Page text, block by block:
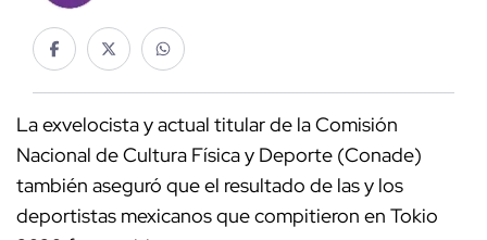
La exvelocista y actual titular de la Comisión
Nacional de Cultura Física y Deporte (Conade)
también aseguró que el resultado de las y los
deportistas mexicanos que compitieron en Tokio